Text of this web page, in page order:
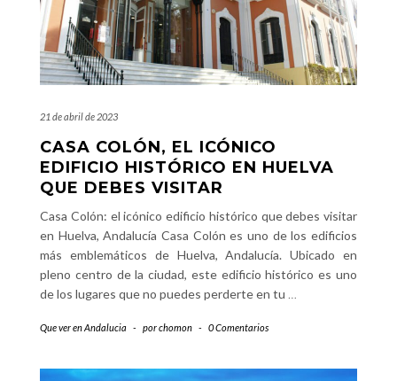
21 de abril de 2023
CASA COLÓN, EL ICÓNICO
EDIFICIO HISTÓRICO EN HUELVA
QUE DEBES VISITAR
Casa Colón: el icónico edificio histórico que debes visitar
en Huelva, Andalucía Casa Colón es uno de los edificios
más emblemáticos de Huelva, Andalucía. Ubicado en
pleno centro de la ciudad, este edificio histórico es uno
de los lugares que no puedes perderte en tu …
Que ver en Andalucia - porchomon - 0 Comentarios